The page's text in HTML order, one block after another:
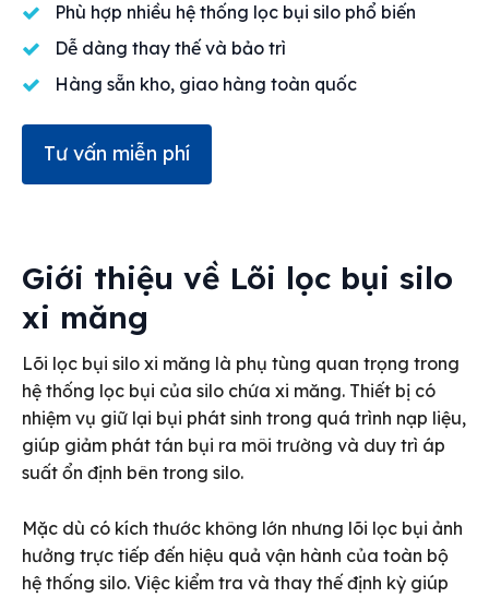
Phù hợp nhiều hệ thống lọc bụi silo phổ biến
Dễ dàng thay thế và bảo trì
Hàng sẵn kho, giao hàng toàn quốc
Tư vấn miễn phí
Giới thiệu về Lõi lọc bụi silo
xi măng
Lõi lọc bụi silo xi măng là phụ tùng quan trọng trong
hệ thống lọc bụi của silo chứa xi măng. Thiết bị có
nhiệm vụ giữ lại bụi phát sinh trong quá trình nạp liệu,
giúp giảm phát tán bụi ra môi trường và duy trì áp
suất ổn định bên trong silo.
Mặc dù có kích thước không lớn nhưng lõi lọc bụi ảnh
hưởng trực tiếp đến hiệu quả vận hành của toàn bộ
hệ thống silo. Việc kiểm tra và thay thế định kỳ giúp